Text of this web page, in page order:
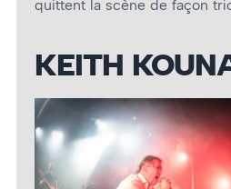
quittent la scène de façon
KEITH